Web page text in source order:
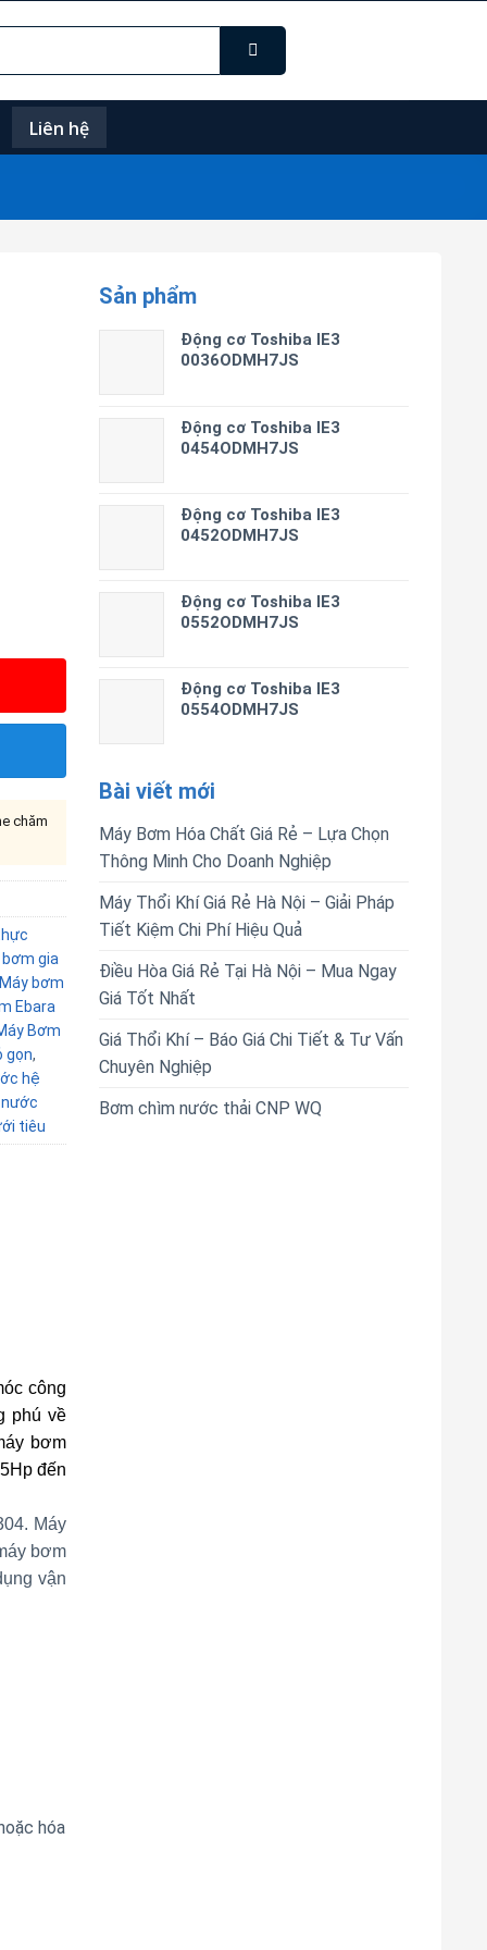
Liên hệ
Sản phẩm
Động cơ Toshiba IE3
0036ODMH7JS
Động cơ Toshiba IE3
0454ODMH7JS
Động cơ Toshiba IE3
0452ODMH7JS
Động cơ Toshiba IE3
0552ODMH7JS
Động cơ Toshiba IE3
0554ODMH7JS
Bài viết mới
Máy Bơm Hóa Chất Giá Rẻ – Lựa Chọn
Thông Minh Cho Doanh Nghiệp
Máy Thổi Khí Giá Rẻ Hà Nội – Giải Pháp
Tiết Kiệm Chi Phí Hiệu Quả
Điều Hòa Giá Rẻ Tại Hà Nội – Mua Ngay
Giá Tốt Nhất
Giá Thổi Khí – Báo Giá Chi Tiết & Tư Vấn
Chuyên Nghiệp
Bơm chìm nước thải CNP WQ
chăm
gia
Máy bơm
Ebara
Bơm
gọn,
hệ
tiêu
công
phú về
bơm
đến
Máy
bơm
vận
hóa